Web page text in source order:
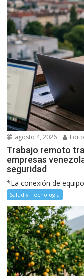
agosto 4, 2026
Trabajo remoto
empresas
seguridad
*La conexión de
Salud y Tecnología